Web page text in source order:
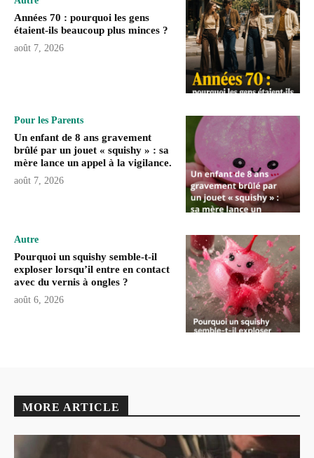
Années 70 : pourquoi les gens
étaient-ils beaucoup plus minces ?
août 7, 2026
Pour les Parents
Un enfant de 8 ans gravement
brûlé par un jouet « squishy » : sa
mère lance un appel à la vigilance.
août 7, 2026
Autre
Pourquoi un squishy semble-t-il
exploser lorsqu’il entre en contact
avec du vernis à ongles ?
août 6, 2026
MORE ARTICLE